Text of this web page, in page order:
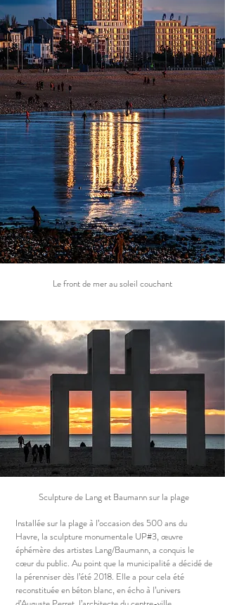
Le front de mer au soleil couchant
Sculpture de Lang et Baumann sur la plage
Installée sur la plage à l’occasion des 500 ans du
Havre, la sculpture monumentale UP#3, œuvre
éphémère des artistes Lang/Baumann, a conquis le
cœur du public. Au point que la municipalité a décidé de
la pérenniser dès l’été 2018. Elle a pour cela été
reconstituée en béton blanc, en écho à l’univers